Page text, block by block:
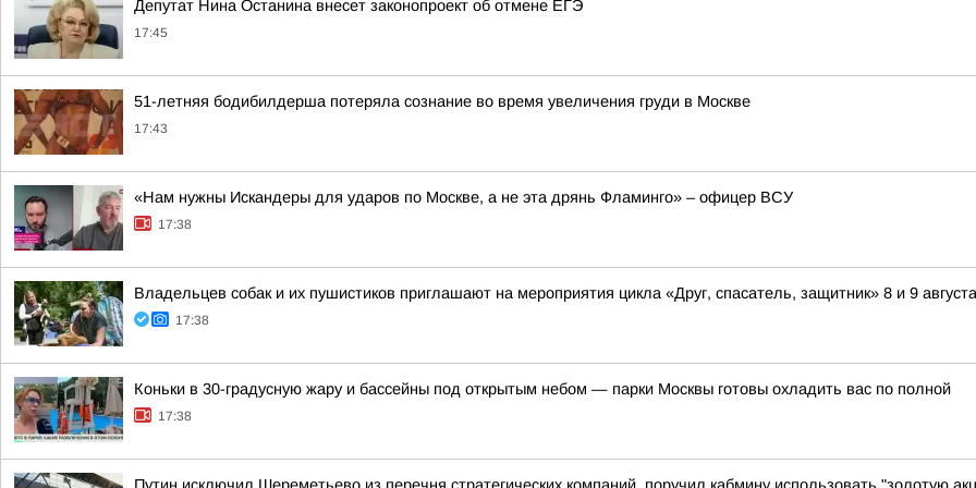
Депутат Нина Останина внесет законопроект об отмене ЕГЭ
17:45
51-летняя бодибилдерша потеряла сознание во время увеличения груди в Москве
17:43
«Нам нужны Искандеры для ударов по Москве, а не эта дрянь Фламинго» – офицер ВСУ
17:38
Владельцев собак и их пушистиков приглашают на мероприятия цикла «Друг, спасатель, защитник» 8 и 9 августа
17:38
Коньки в 30-градусную жару и бассейны под открытым небом — парки Москвы готовы охладить вас по полной
17:38